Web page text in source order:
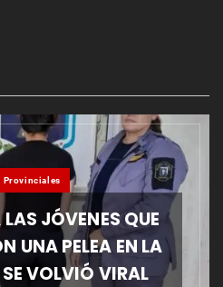
Provinciales
JÓVENES QUE
UNA PELEA EN LA
VOLVIÓ VIRAL